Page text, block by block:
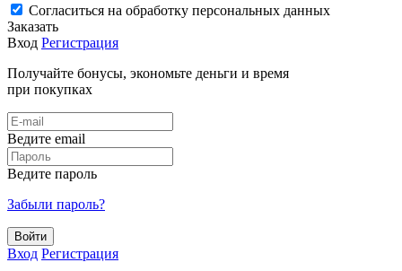
Cогласиться на обработку персональных данных
Заказать
Вход Регистрация
Получайте бонусы, экономьте деньги и время
при покупках
Ведите email
Ведите пароль
Забыли пароль?
Войти
Вход Регистрация